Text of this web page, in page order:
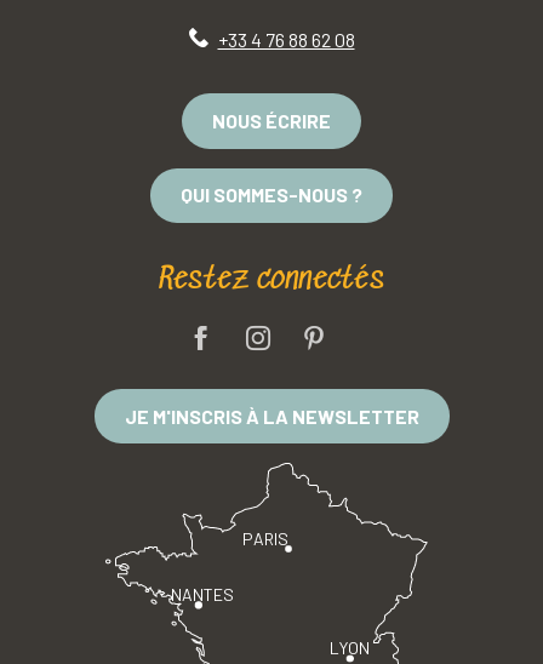
+33 4 76 88 62 08
NOUS ÉCRIRE
QUI SOMMES-NOUS ?
Restez connectés
JE M'INSCRIS À LA NEWSLETTER
PARIS
LYON
NANTES